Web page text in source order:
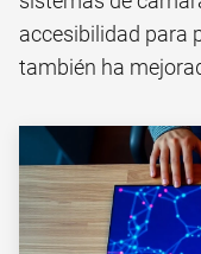
accesibilidad para
también ha